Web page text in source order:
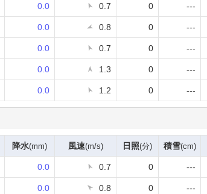
0.0 0.7 0 ---
0.0 0.8 0 ---
0.0 0.7 0 ---
0.0 1.3 0 ---
0.0 1.2 0 ---
降水(mm) 風速(m/s) 日照(分) 積雪(cm)
0.0 0.7 0 ---
0.0 0.8 0 ---